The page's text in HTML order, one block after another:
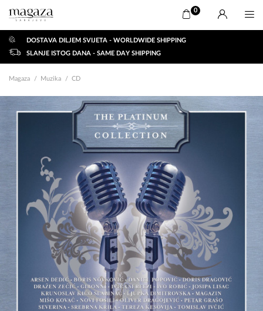
0
DOSTAVA DILJEM SVIJETA - WORLDWIDE SHIPPING
SLANJE ISTOG DANA - SAME DAY SHIPPING
Magaza Muzika CD